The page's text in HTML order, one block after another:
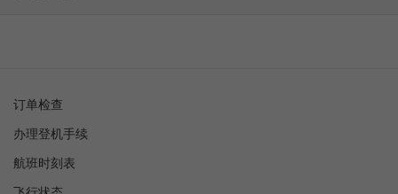
订单检查
办理登机手续
航班时刻表